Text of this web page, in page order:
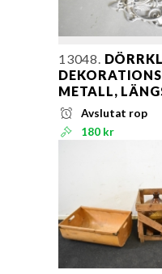
13048.
METALL,
Avslutat rop
180 kr